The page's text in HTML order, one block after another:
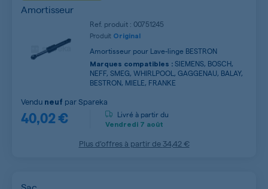
Amortisseur
Ref. produit : 00751245
Produit Original
Amortisseur pour Lave-linge BESTRON
Marques compatibles : SIEMENS, BOSCH,
NEFF, SMEG, WHIRLPOOL, GAGGENAU, BALAY,
BESTRON, MIELE, FRANKE
40,02 €
Vendu neuf parSpareka
Livré à partir du
Vendredi 7 août
Plus d’offres à partir de 34,42 €